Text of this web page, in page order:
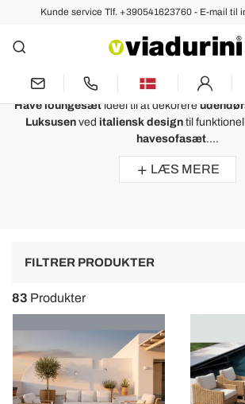
Kunde service Tlf. +390541623760 - E-mail til
Have Loungesæt -
Moderne Design til
Have loungesætideel til at dekorere
Luksusen ved italiensk design til
havesofasæt....
LÆS MERE
FILTRER PRODUKTER
83 Produkter